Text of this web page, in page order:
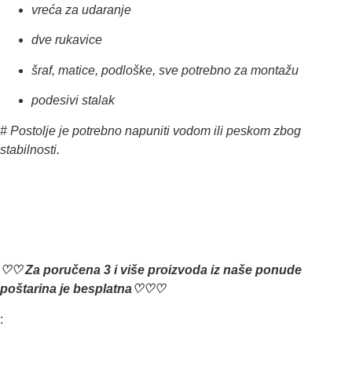
​vreća za udaranje
​dve rukavice
​šraf, matice, podloške, sve potrebno za montažu
​podesivi stalak
​# Postolje je potrebno napuniti vodom ili peskom zbog
stabilnosti.
♡♡ Za poručena 3 i više proizvoda iz naše ponude
poštarina je besplatna♡♡♡
: